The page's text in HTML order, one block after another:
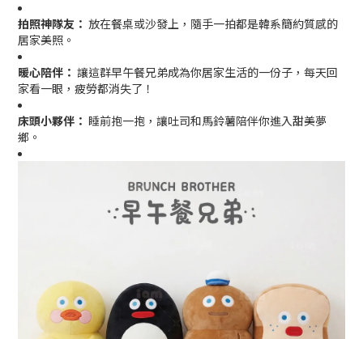
拍照神隊友： 放在餐桌或沙發上，隨手一拍都是韓系簡約質感的
居家美照。
暖心陪伴： 讓這群早午餐兄弟成為你居家生活的一份子，每天回
家看一眼，疲勞都消失了！
床頭小夥伴： 睡前抱一抱，讓吐司和馬鈴薯陪伴你進入甜美夢
鄉。